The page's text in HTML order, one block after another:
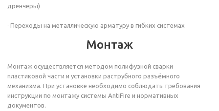
дренчеры)
· Переходы на металлическую арматуру в гибких системах
Монтаж
Монтаж осуществляется методом полифузной сварки
пластиковой части и установки раструбного разъёмного
механизма. При установке необходимо соблюдать требования
инструкции по монтажу системы AntiFire и нормативных
документов.